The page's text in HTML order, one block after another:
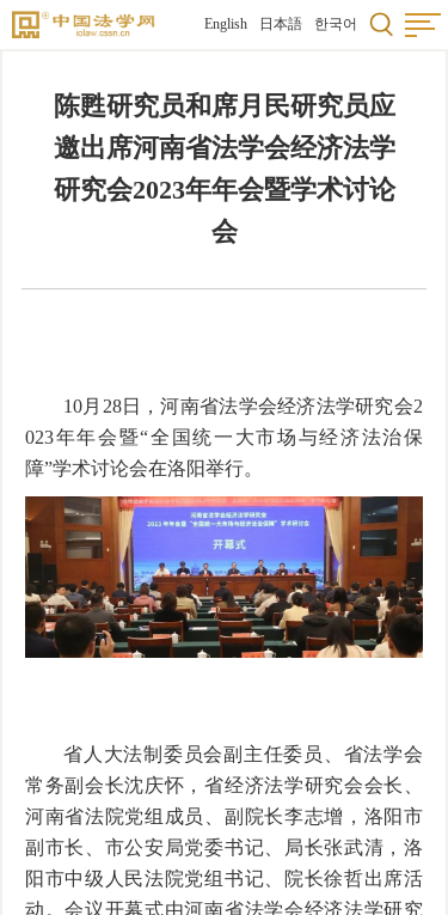
English 日本語 한국어
陈甦研究员和席月民研究员应
邀出席河南省法学会经济法学
研究会2023年年会暨学术讨论
会
10月 28日，河南省法学会经济法学研究会2
023年年会暨“全国统一大市场与经济法治保
障”学术讨论会在洛阳举行。
省人大法制委员会副主任委员、省法学会
常务副会长沈庆怀，省经济法学研究会会长、
河南省法院党组成员、副院长李志增，洛阳市
副市长、市公安局党委书记、局长张武清，洛
阳市中级人民法院党组书记、院长徐哲出席活
动。会议开幕式由河南省法学会经济法学研究